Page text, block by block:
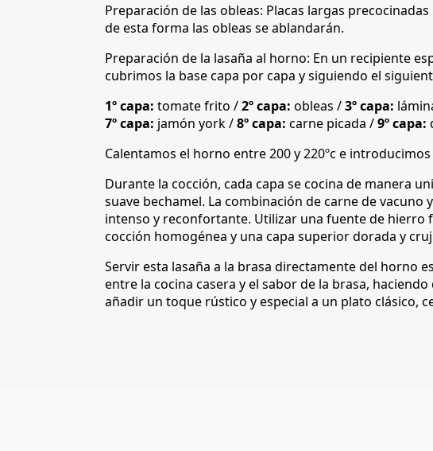
Preparación de las obleas: Placas largas
de esta forma las obleas se ablandarán.
Preparación de la lasaña al horno: En un recipiente
cubrimos la base capa por capa y siguiendo el
1º capa: tomate frito /2º capa: obleas /3º capa:
7º capa: jamón york /8º capa: carne picada /9º capa:
Calentamos el horno entre 200 y 220ºc e
Durante la cocción, cada capa se cocina de manera
suave bechamel. La combinación de carne de
intenso y reconfortante. Utilizar una fuente de
cocción homogénea y una capa superior dorada y
Servir esta lasaña a la brasa directamente del horno
entre la cocina casera y el sabor de la brasa,
añadir un toque rústico y especial a un plato clásico,